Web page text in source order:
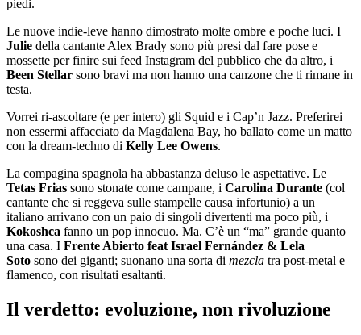
piedi.
Le nuove indie-leve hanno dimostrato molte ombre e poche luci. I
Julie della cantante Alex Brady sono più presi dal fare pose e
mossette per finire sui feed Instagram del pubblico che da altro, i
Been Stellar sono bravi ma non hanno una canzone che ti rimane in
testa.
Vorrei ri-ascoltare (e per intero) gli Squid e i Cap’n Jazz. Preferirei
non essermi affacciato da Magdalena Bay, ho ballato come un matto
con la dream-techno di Kelly Lee Owens.
La compagina spagnola ha abbastanza deluso le aspettative. Le
Tetas Frias sono stonate come campane, i Carolina Durante (col
cantante che si reggeva sulle stampelle causa infortunio) a un
italiano arrivano con un paio di singoli divertenti ma poco più, i
Kokoshca fanno un pop innocuo. Ma. C’è un “ma” grande quanto
una casa. I Frente Abierto feat Israel Fernández & Lela
Soto sono dei giganti; suonano una sorta di mezcla tra post-metal e
flamenco, con risultati esaltanti.
Il verdetto: evoluzione, non rivoluzione